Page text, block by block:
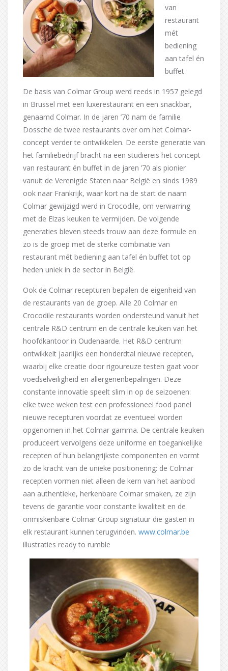
van
restaurant
mét
bediening
aan tafel én
buffet
De basis van Colmar Group werd reeds in 1957 gelegd
in Brussel met een luxerestaurant en een snackbar,
genaamd Colmar. In de jaren ’70 nam de familie
Dossche de twee restaurants over om het Colmar-
concept verder te ontwikkelen. De eerste generatie van
het familiebedrijf bracht na een studiereis het concept
van restaurant én buffet in de jaren ’70 als pionier
vanuit de Verenigde Staten naar België en sinds 1989
ook naar Frankrijk, waar kort na de start de naam
Colmar gewijzigd werd in Crocodile, om verwarring
met de Elzas keuken te vermijden. De volgende
generaties bleven steeds trouw aan deze formule en
zo is de groep met de sterke combinatie van
restaurant mét bediening aan tafel én buffet tot op
heden uniek in de sector in België.
Ook de Colmar recepturen bepalen de eigenheid van
de restaurants van de groep. Alle 20 Colmar en
Crocodile restaurants worden ondersteund vanuit het
centrale R&D centrum en de centrale keuken van het
hoofdkantoor in Oudenaarde. Het R&D centrum
ontwikkelt jaarlijks een honderdtal nieuwe recepten,
waarbij elke creatie door rigoureuze testen gaat voor
voedselveiligheid en allergenenbepalingen. Deze
constante innovatie speelt slim in op de seizoenen:
elke twee weken test een professioneel food panel
nieuwe recepturen voordat ze eventueel worden
opgenomen in het Colmar gamma. De centrale keuken
produceert vervolgens deze uniforme en toegankelijke
recepten of hun belangrijkste componenten en vormt
zo de kracht van de unieke positionering: de Colmar
recepten vormen niet alleen de kern van het aanbod
aan authentieke, herkenbare Colmar smaken, ze zijn
tevens de garantie voor constante kwaliteit en de
onmiskenbare Colmar Group signatuur die gasten in
elk restaurant kunnen terugvinden. www.colmar.be
illustraties ready to rumble